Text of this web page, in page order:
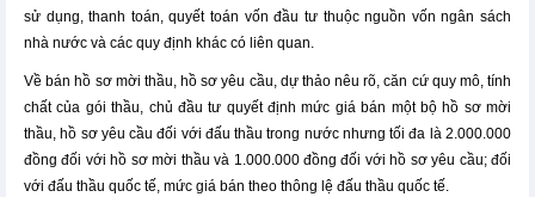
sử dụng, thanh toán, quyết toán vốn đầu tư thuộc nguồn vốn ngân sách
nhà nước và các quy định khác có liên quan.
Về bán hồ sơ mời thầu, hồ sơ yêu cầu, dự thảo nêu rõ, căn cứ quy mô, tính
chất của gói thầu, chủ đầu tư quyết định mức giá bán một bộ hồ sơ mời
thầu, hồ sơ yêu cầu đối với đấu thầu trong nước nhưng tối đa là 2.000.000
đồng đối với hồ sơ mời thầu và 1.000.000 đồng đối với hồ sơ yêu cầu; đối
với đấu thầu quốc tế, mức giá bán theo thông lệ đấu thầu quốc tế.